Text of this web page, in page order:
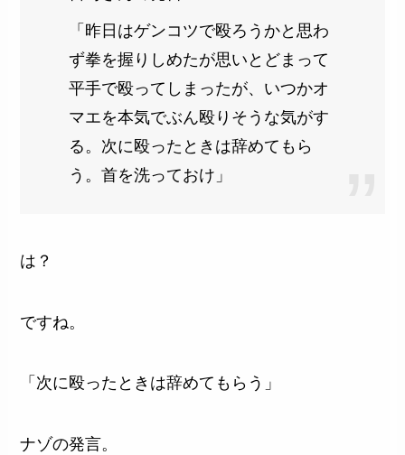
「昨日はゲンコツで殴ろうかと思わ
ず拳を握りしめたが思いとどまって
平手で殴ってしまったが、いつかオ
マエを本気でぶん殴りそうな気がす
る。次に殴ったときは辞めてもら
う。首を洗っておけ」
は？
ですね。
「次に殴ったときは辞めてもらう」
ナゾの発言。